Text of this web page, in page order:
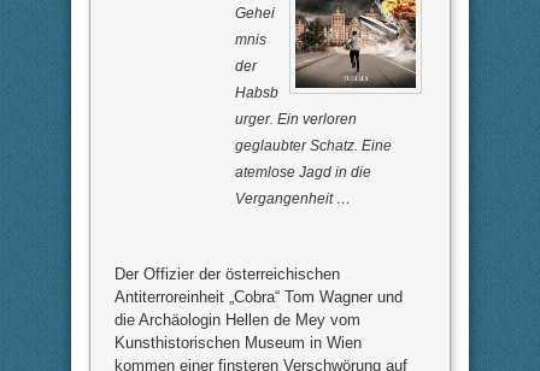
Gehei
mnis
der
Habsb
urger. Ein verloren
geglaubter Schatz. Eine
atemlose Jagd in die
Vergangenheit …
Der Offizier der österreichischen
Antiterroreinheit „Cobra“ Tom Wagner und
die Archäologin Hellen de Mey vom
Kunsthistorischen Museum in Wien
kommen einer finsteren Verschwörung auf